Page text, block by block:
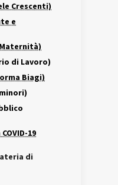
Crescenti)
e
Maternità)
di Lavoro)
Biagi)
19
di